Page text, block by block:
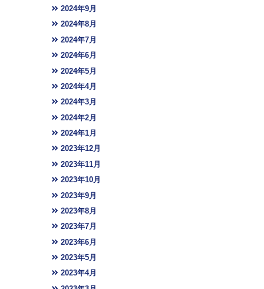
2024年9月
2024年8月
2024年7月
2024年6月
2024年5月
2024年4月
2024年3月
2024年2月
2024年1月
2023年12月
2023年11月
2023年10月
2023年9月
2023年8月
2023年7月
2023年6月
2023年5月
2023年4月